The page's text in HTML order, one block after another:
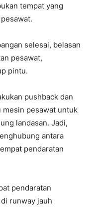
tempat yang
selesai, belasan
pesawat,
pintu.
pushback dan
pesawat untuk
landasan. Jadi,
antara
pendaratan
pendaratan
runway jauh